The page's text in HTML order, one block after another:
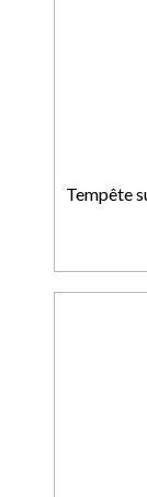
Tempête